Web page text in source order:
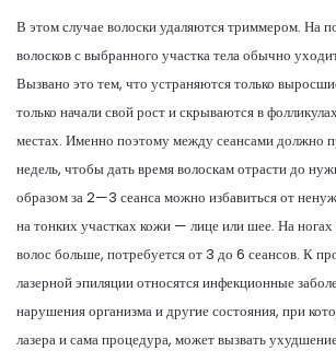
В этом случае волоски удаляются триммером. На
волосков с выбранного участка тела обычно
Вызвано это тем, что устраняются только
только начали свой рост и скрываются в
местах. Именно поэтому между сеансами должно
недель, чтобы дать время волоскам отрасти до
образом за 2—3 сеанса можно избавиться от
на тонких участках кожи — лице или шее. На ногах
волос больше, потребуется от 3 до 6 сеансов. К
лазерной эпиляции относятся инфекционные
нарушения организма и другие состояния, при
лазера и сама процедура, может вызвать